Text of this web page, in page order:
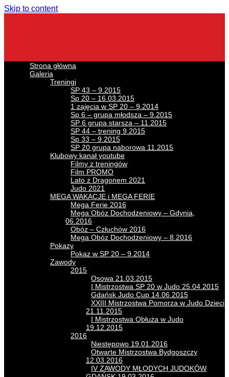
Skip to content
Strona główna
Galeria
Treningi
SP 43 – 9.2015
Sp 20 – 16.03.2015
1 zajęcia w SP 20 – 9.2014
Sp 6 – grupa młodsza – 9.2015
SP 6 grupa starsza – 11.2015
SP 44 – trening 9.2015
Sp 33 – 9.2015
SP 20 grupa naborowa 11.2015
Klubowy kanał youtube
Filmy z treningów
Film PROMO
Lato z Dragonem 2021
Judo 2021
MEGA WAKACJE i MEGA FERIE
Mega Ferie 2016
Mega Obóz Dochodzeniowy – Gdynia,
06.2016
Obóz – Człuchów 2016
Mega Obóz Dochodzeniowy – 8.2016
Pokazy
Pokaz w SP 20 – 9.2014
Zawody
2015
Osowa 21.03.2015
I Mistrzostwa SP 20 w Judo 25.04.2015
Gdańsk Judo Cup 14.06.2015
XXIII Mistrzostwa Pomorza w Judo Dzieci
21.11.2015
I Mistrzostwa Obłuża w Judo
19.12.2015
2016
Niestępowo 19.01.2016
Otwarte Mistrzostwa Bydgoszczy
12.03.2016
IV ZAWODY MŁODYCH JUDOKÓW